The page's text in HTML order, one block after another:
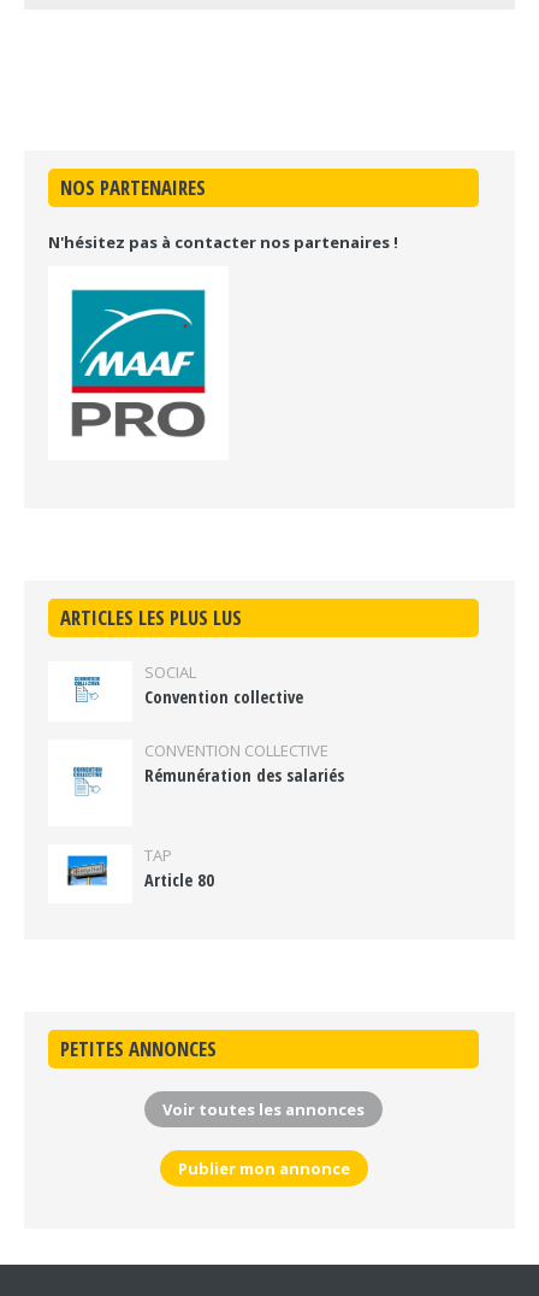
NOS PARTENAIRES
N'hésitez pas à contacter nos partenaires !
ARTICLES LES PLUS LUS
SOCIAL
Convention collective
CONVENTION COLLECTIVE
Rémunération des salariés
TAP
Article 80
PETITES ANNONCES
Voir toutes les annonces
Publier mon annonce